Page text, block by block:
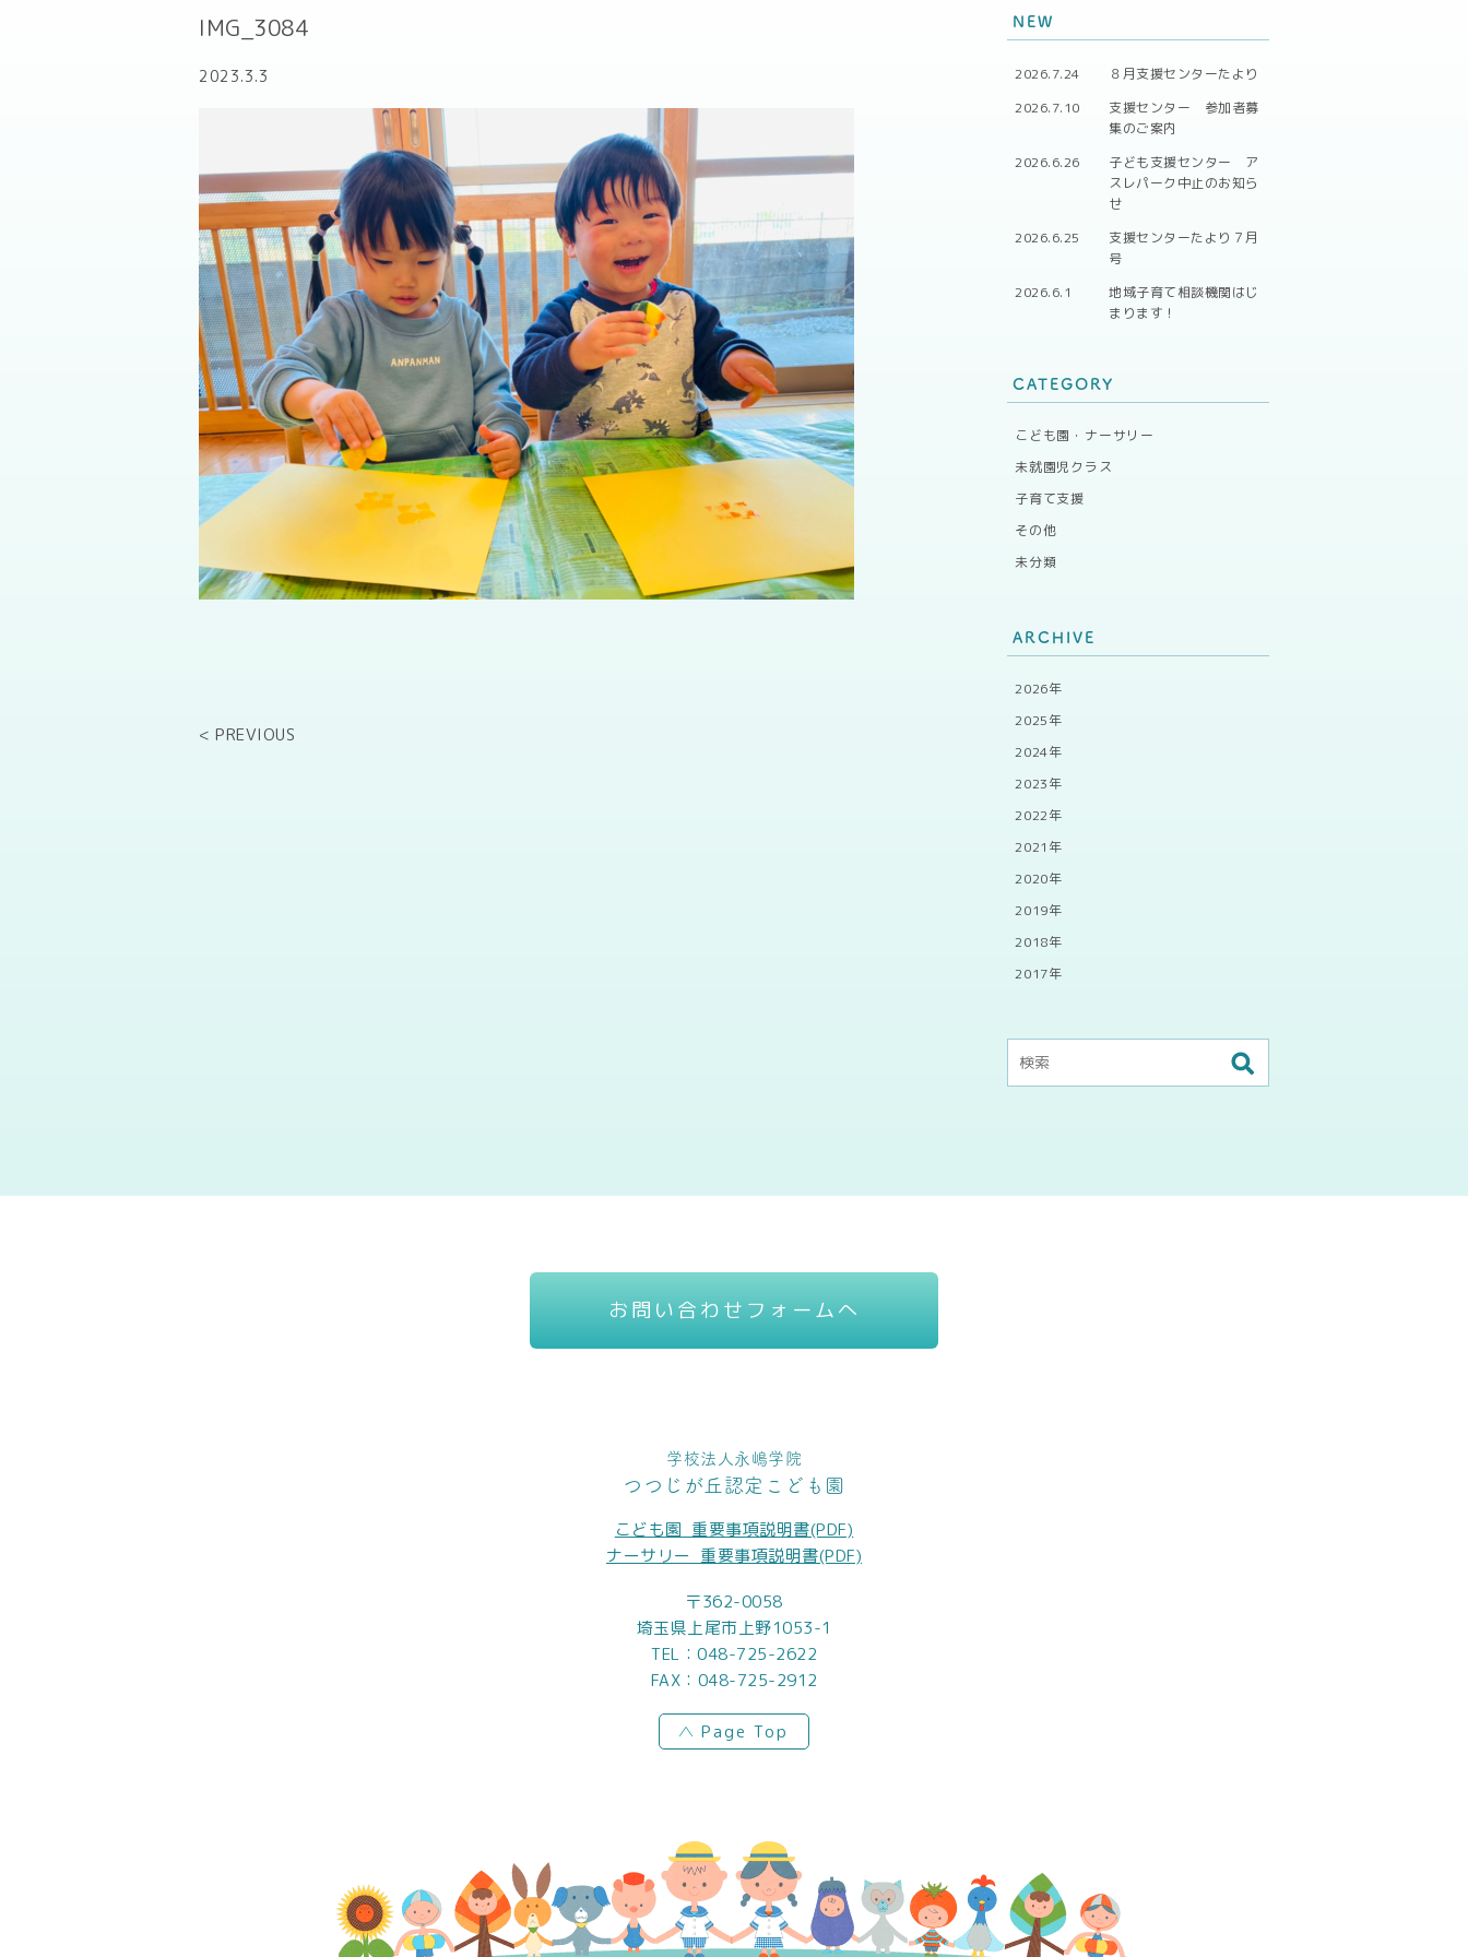
IMG_3084
2023.3.3
< PREVIOUS
NEW
2026.7.24
８月支援センターたより
2026.7.10
支援センター 参加者募
集のご案内
2026.6.26
子ども支援センター ア
スレパーク中止のお知ら
せ
2026.6.25
支援センターたより７月
号
2026.6.1
地域子育て相談機関はじ
まります！
CATEGORY
こども園・ナーサリー
未就園児クラス
子育て支援
その他
未分類
ARCHIVE
2026年
2025年
2024年
2023年
2022年
2021年
2020年
2019年
2018年
2017年
お問い合わせフォームへ
学校法人永嶋学院
つつじが丘認定こども園
こども園_重要事項説明書(PDF)
ナーサリー_重要事項説明書(PDF)
〒362-0058
埼玉県上尾市上野1053-1
TEL： 048-725-2622
FAX：048-725-2912
Page Top